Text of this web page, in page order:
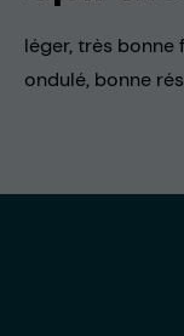
léger, très bonne
ondulé, bonne